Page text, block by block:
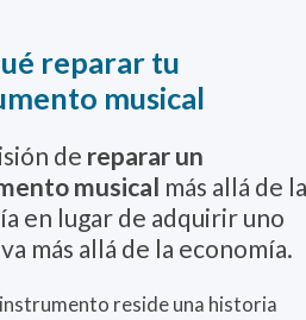
reparar tu
musical
de reparar un
musical más allá de la
en lugar de adquirir uno
más allá de la economía.
instrumento reside una historia